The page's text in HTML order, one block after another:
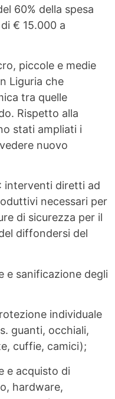
60% della spesa
€ 15.000 a
piccole e medie
Liguria che
tra quelle
Rispetto alla
stati ampliati i
nuovo
interventi diretti ad
necessari per
di sicurezza per il
diffondersi del
e sanificazione degli
individuale
guanti, occhiali,
cuffie, camici);
e acquisto di
hardware,